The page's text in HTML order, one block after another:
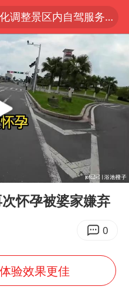
新疆优化调整景区内自驾服务费
上四休三，但降薪1000元，你接受吗？
回来了吗
拍日出坠崖1死1伤
台当局重金为“台独”织“皇帝新衣”
正面袭击贯穿浙江
微信又有新功能，你可以“撤回”你的撤回了！
几元成本的AI广告导致千万市值蒸发
龙餐馆》口碑
事业高质量发展
05:16
怀孕被婆家嫌弃
0
验效果更佳